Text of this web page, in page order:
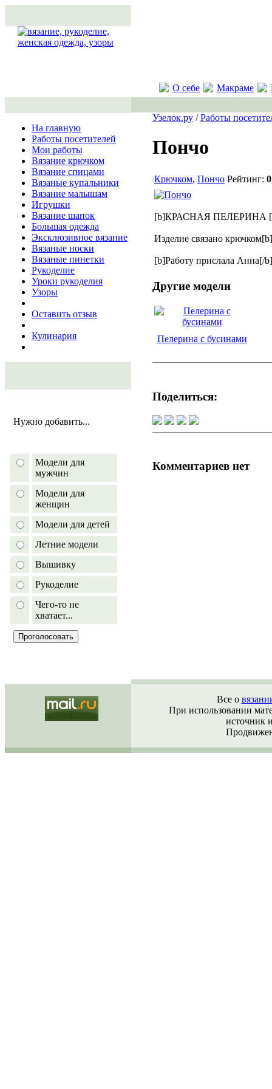
О себе Макраме
На главную
Работы посетителей
Мои работы
Вязание крючком
Вязание спицами
Вязаные купальники
Вязание малышам
Игрушки
Вязание шапок
Большая одежда
Эксклюзивное вязание
Вязаные носки
Вязаные пинетки
Рукоделие
Уроки рукоделия
Узоры
Оставить отзыв
Кулинария
Нужно добавить...
Модели для
мужчин
Модели для
женщин
Модели для детей
Летние модели
Вышивку
Рукоделие
Чего-то не
хватает...
Узелок.ру /Работы
Пончо
Крючком, Пончо Рейтинг: 0
[b]КРАСНАЯ ПЕЛЕРИНА
Изделие связано
[b]Работу прислала Анна[/b]
Другие модели
Пелерина с бусинами
Поделиться:
Комментариев нет
Все о
При использовании
источник